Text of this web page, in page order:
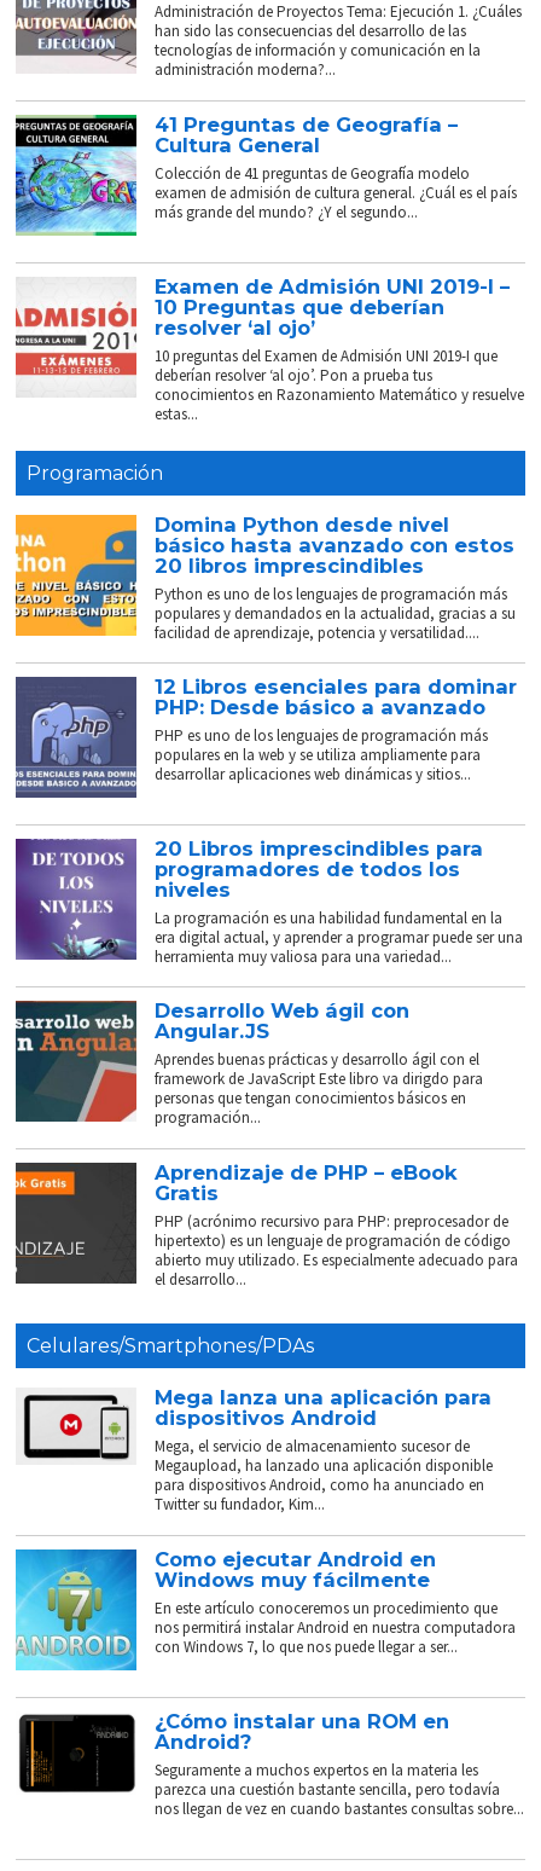
Administración de Proyectos Tema: Ejecución 1. ¿Cuáles
han sido las consecuencias del desarrollo de las
tecnologías de información y comunicación en la
administración moderna?...
41 Preguntas de Geografía –
Cultura General
Colección de 41 preguntas de Geografía modelo
examen de admisión de cultura general. ¿Cuál es el país
más grande del mundo? ¿Y el segundo...
Examen de Admisión UNI 2019-I –
10 Preguntas que deberían
resolver ‘al ojo’
10 preguntas del Examen de Admisión UNI 2019-I que
deberían resolver ‘al ojo’. Pon a prueba tus
conocimientos en Razonamiento Matemático y resuelve
estas...
Programación
Domina Python desde nivel
básico hasta avanzado con estos
20 libros imprescindibles
Python es uno de los lenguajes de programación más
populares y demandados en la actualidad, gracias a su
facilidad de aprendizaje, potencia y versatilidad....
12 Libros esenciales para dominar
PHP: Desde básico a avanzado
PHP es uno de los lenguajes de programación más
populares en la web y se utiliza ampliamente para
desarrollar aplicaciones web dinámicas y sitios...
20 Libros imprescindibles para
programadores de todos los
niveles
La programación es una habilidad fundamental en la
era digital actual, y aprender a programar puede ser una
herramienta muy valiosa para una variedad...
Desarrollo Web ágil con
Angular.JS
Aprendes buenas prácticas y desarrollo ágil con el
framework de JavaScript Este libro va dirigdo para
personas que tengan conocimientos básicos en
programación...
Aprendizaje de PHP – eBook
Gratis
PHP (acrónimo recursivo para PHP: preprocesador de
hipertexto) es un lenguaje de programación de código
abierto muy utilizado. Es especialmente adecuado para
el desarrollo...
Celulares/Smartphones/PDAs
Mega lanza una aplicación para
dispositivos Android
Mega, el servicio de almacenamiento sucesor de
Megaupload, ha lanzado una aplicación disponible
para dispositivos Android, como ha anunciado en
Twitter su fundador, Kim...
Como ejecutar Android en
Windows muy fácilmente
En este artículo conoceremos un procedimiento que
nos permitirá instalar Android en nuestra computadora
con Windows 7, lo que nos puede llegar a ser...
¿Cómo instalar una ROM en
Android?
Seguramente a muchos expertos en la materia les
parezca una cuestión bastante sencilla, pero todavía
nos llegan de vez en cuando bastantes consultas sobre...